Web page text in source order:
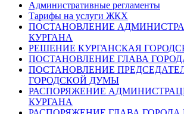
Административные регламенты
Тарифы на услуги ЖКХ
ПОСТАНОВЛЕНИЕ
КУРГАНА
РЕШЕНИЕ КУРГАНСКАЯ
ПОСТАНОВЛЕНИЕ ГЛАВА
ПОСТАНОВЛЕНИЕ
ГОРОДСКОЙ ДУМЫ
РАСПОРЯЖЕНИЕ
КУРГАНА